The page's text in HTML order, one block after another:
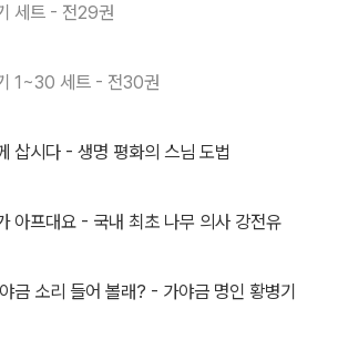
세트 - 전29권
1~30 세트 - 전30권
삽시다 - 생명 평화의 스님 도법
아프대요 - 국내 최초 나무 의사 강전유
금 소리 들어 볼래? - 가야금 명인 황병기